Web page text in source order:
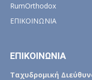
RumOrthodox
ΕΠΙΚΟΙΝΩΝΙΑ
ΕΠΙΚΟΙΝΩΝΙΑ
Ταχυδρομική